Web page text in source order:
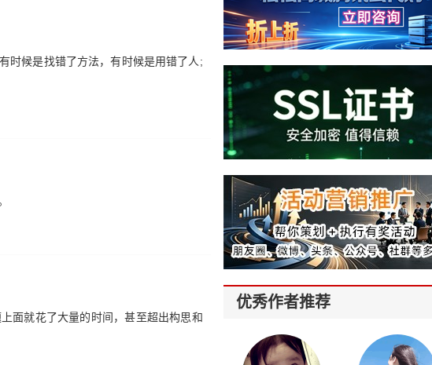
时候是找错了方法，有时候是用错了人;
面就花了大量的时间，甚至超出构思和
优秀作者推荐